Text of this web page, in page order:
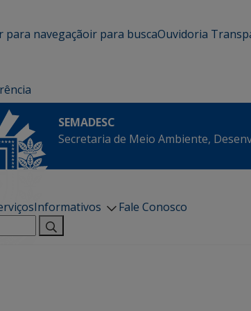
para navegaçãoir para buscaOuvidoria
SEMADESC
Secretaria de Meio Ambiente,
Informativos
Fale Conosco